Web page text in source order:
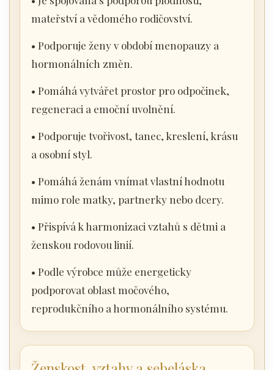
mateřství a vědomého rodičovství.
• Podporuje ženy v období menopauzy a
hormonálních změn.
• Pomáhá vytvářet prostor pro odpočinek,
regeneraci a emoční uvolnění.
• Podporuje tvořivost, tanec, kreslení, krásu
a osobní styl.
• Pomáhá ženám vnímat vlastní hodnotu
mimo role matky, partnerky nebo dcery.
• Přispívá k harmonizaci vztahů s dětmi a
ženskou rodovou linií.
• Podle výrobce může energeticky
podporovat oblast močového,
reprodukčního a hormonálního systému.